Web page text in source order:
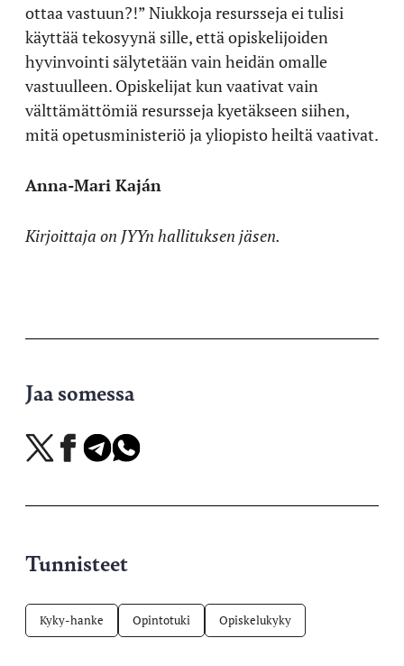
ottaa vastuun?!” Niukkoja resursseja ei tulisi
käyttää tekosyynä sille, että opiskelijoiden
hyvinvointi sälytetään vain heidän omalle
vastuulleen. Opiskelijat kun vaativat vain
välttämättömiä resursseja kyetäkseen siihen,
mitä opetusministeriö ja yliopisto heiltä vaativat.
Anna-Mari Kaján
Kirjoittaja on JYYn hallituksen jäsen.
Jaa somessa
Jaa
X-
Jaa
Facebookissa
Jaa
Telegramissa
Jaa
WhatsAppissa
Tunnisteet
Kyky-hanke Opintotuki Opiskelukyky